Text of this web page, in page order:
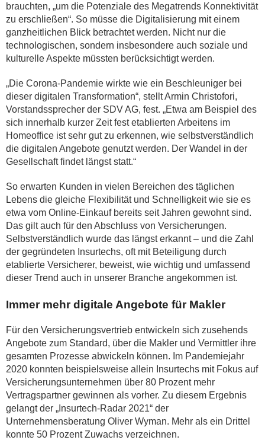
brauchten, „um die Potenziale des Megatrends Konnektivität
zu erschließen“. So müsse die Digitalisierung mit einem
ganzheitlichen Blick betrachtet werden. Nicht nur die
technologischen, sondern insbesondere auch soziale und
kulturelle Aspekte müssten berücksichtigt werden.
„Die Corona-Pandemie wirkte wie ein Beschleuniger bei
dieser digitalen Transformation“, stellt Armin Christofori,
Vorstandssprecher der SDV AG, fest. „Etwa am Beispiel des
sich innerhalb kurzer Zeit fest etablierten Arbeitens im
Homeoffice ist sehr gut zu erkennen, wie selbstverständlich
die digitalen Angebote genutzt werden. Der Wandel in der
Gesellschaft findet längst statt.“
So erwarten Kunden in vielen Bereichen des täglichen
Lebens die gleiche Flexibilität und Schnelligkeit wie sie es
etwa vom Online-Einkauf bereits seit Jahren gewohnt sind.
Das gilt auch für den Abschluss von Versicherungen.
Selbstverständlich wurde das längst erkannt – und die Zahl
der gegründeten Insurtechs, oft mit Beteiligung durch
etablierte Versicherer, beweist, wie wichtig und umfassend
dieser Trend auch in unserer Branche angekommen ist.
Immer mehr digitale Angebote für Makler
Für den Versicherungsvertrieb entwickeln sich zusehends
Angebote zum Standard, über die Makler und Vermittler ihre
gesamten Prozesse abwickeln können. Im Pandemiejahr
2020 konnten beispielsweise allein Insurtechs mit Fokus auf
Versicherungsunternehmen über 80 Prozent mehr
Vertragspartner gewinnen als vorher. Zu diesem Ergebnis
gelangt der „Insurtech-Radar 2021“ der
Unternehmensberatung Oliver Wyman. Mehr als ein Drittel
konnte 50 Prozent Zuwachs verzeichnen.